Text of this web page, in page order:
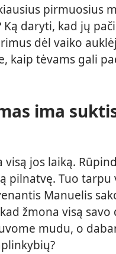
pirmuosius
daryti, kad jų
dėl vaiko
kaip tėvams gali
ima
jos laiką.
pilnatvę. Tuo tarpu
Manuelis
žmona visą savo
mudu, o